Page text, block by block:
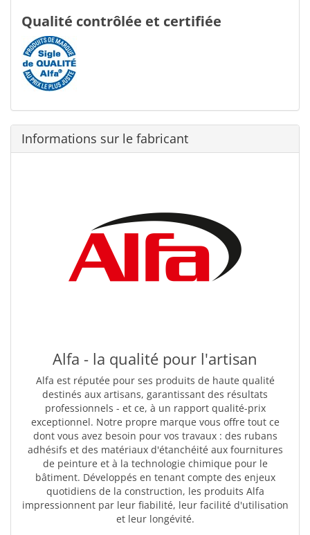
Qualité contrôlée et certifiée
Informations sur le fabricant
Alfa - la qualité pour l'artisan
Alfa est réputée pour ses produits de haute qualité
destinés aux artisans, garantissant des résultats
professionnels - et ce, à un rapport qualité-prix
exceptionnel. Notre propre marque vous offre tout ce
dont vous avez besoin pour vos travaux : des rubans
adhésifs et des matériaux d'étanchéité aux fournitures
de peinture et à la technologie chimique pour le
bâtiment. Développés en tenant compte des enjeux
quotidiens de la construction, les produits Alfa
impressionnent par leur fiabilité, leur facilité d'utilisation
et leur longévité.